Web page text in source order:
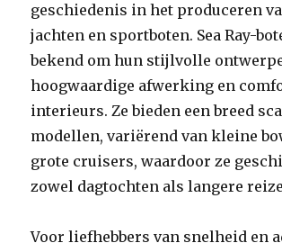
geschiedenis in het produceren
jachten en sportboten. Sea Ray-
bekend om hun stijlvolle
hoogwaardige afwerking en
interieurs. Ze bieden een breed
modellen, variërend van kleine
grote cruisers, waardoor ze
zowel dagtochten als langere
Voor liefhebbers van snelheid en